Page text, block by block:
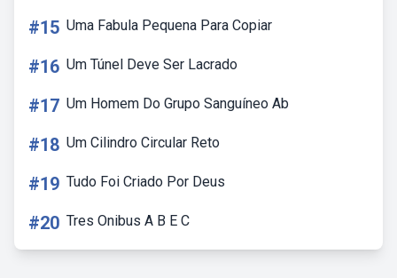
#15 Uma Fabula Pequena Para Copiar
#16 Um Túnel Deve Ser Lacrado
#17 Um Homem Do Grupo Sanguíneo Ab
#18 Um Cilindro Circular Reto
#19 Tudo Foi Criado Por Deus
#20 Tres Onibus A B E C